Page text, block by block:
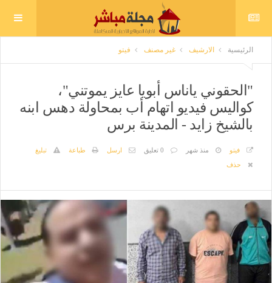
الرئيسية الارشيف غير مصنف فيتو
"الحقوني ياناس أبويا عايز يموتني"،
كواليس فيديو اتهام أب بمحاولة دهس ابنه
بالشيخ زايد - المدينة برس
فيتو منذ شهر 0 تعليق ارسل طباعة
تبليغ
حذف